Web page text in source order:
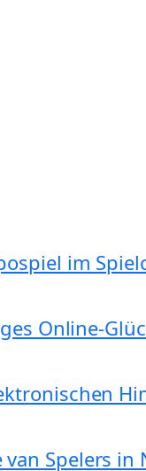
im
Online-
Spelers in